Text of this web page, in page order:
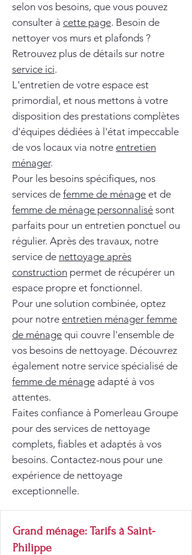
selon vos besoins, que vous pouvez
consulter à cette page. Besoin de
nettoyer vos murs et plafonds ?
Retrouvez plus de détails sur notre
service ici.
L'entretien de votre espace est
primordial, et nous mettons à votre
disposition des prestations complètes
d'équipes dédiées à l'état impeccable
de vos locaux via notre entretien
ménager.
Pour les besoins spécifiques, nos
services de femme de ménage et de
femme de ménage personnalisé sont
parfaits pour un entretien ponctuel ou
régulier. Après des travaux, notre
service de nettoyage après
construction permet de récupérer un
espace propre et fonctionnel.
Pour une solution combinée, optez
pour notre entretien ménager femme
de ménage qui couvre l'ensemble de
vos besoins de nettoyage. Découvrez
également notre service spécialisé de
femme de ménage adapté à vos
attentes.
Faites confiance à Pomerleau Groupe
pour des services de nettoyage
complets, fiables et adaptés à vos
besoins. Contactez-nous pour une
expérience de nettoyage
exceptionnelle.
Grand ménage: Tarifs à Saint-
Philippe